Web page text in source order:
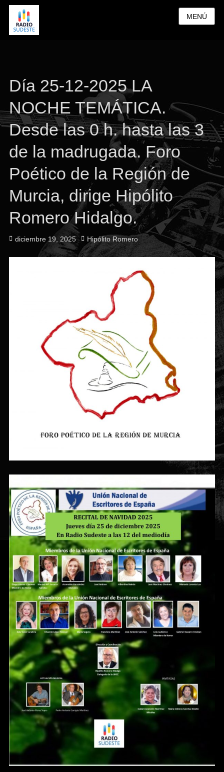
MENÚ
Día 25-12-2025 LA
NOCHE TEMÁTICA.
Desde las 0 h. hasta las 3
de la madrugada. Foro
Poético de la Región de
Murcia, dirige Hipólito
Romero Hidalgo.
Publicado
diciembre 19, 2025 Autor
Hipólito Romero